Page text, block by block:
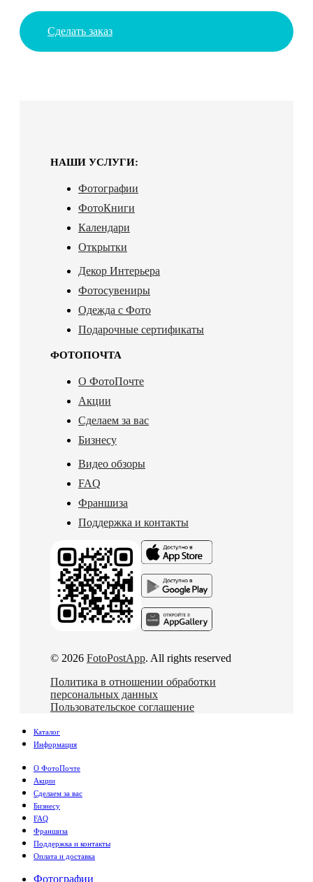
Сделать заказ
НАШИ УСЛУГИ:
Фотографии
ФотоКниги
Календари
Открытки
Декор Интерьера
Фотосувениры
Одежда с Фото
Подарочные сертификаты
ФОТОПОЧТА
О ФотоПочте
Акции
Сделаем за вас
Бизнесу
Видео обзоры
FAQ
Франшиза
Поддержка и контакты
© 2026 FotoPostApp. All rights reserved
Политика в отношении обработки
персональных данных
Пользовательское соглашение
Каталог
Информация
О ФотоПочте
Акции
Сделаем за вас
Бизнесу
FAQ
Франшиза
Поддержка и контакты
Оплата и доставка
Фотографии